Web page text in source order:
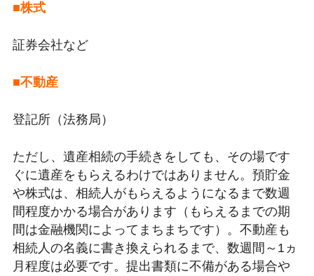
■株式
証券会社など
■不動産
登記所（法務局）
ただし、遺産相続の手続きをしても、その場です
ぐに遺産をもらえるわけではありません。預貯金
や株式は、相続人がもらえるようになるまで数週
間程度かかる場合があります（もらえるまでの期
間は金融機関によってまちまちです）。不動産も
相続人の名義に書き換えられるまで、数週間～1ヵ
月程度は必要です。提出書類に不備がある場合や